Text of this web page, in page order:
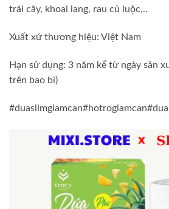
trái cây, khoai lang, rau củ luộc,..
Xuất xứ thương hiệu: Việt Nam
Hạn sử dụng: 3 năm kể từ ngày sản
trên bao bì)